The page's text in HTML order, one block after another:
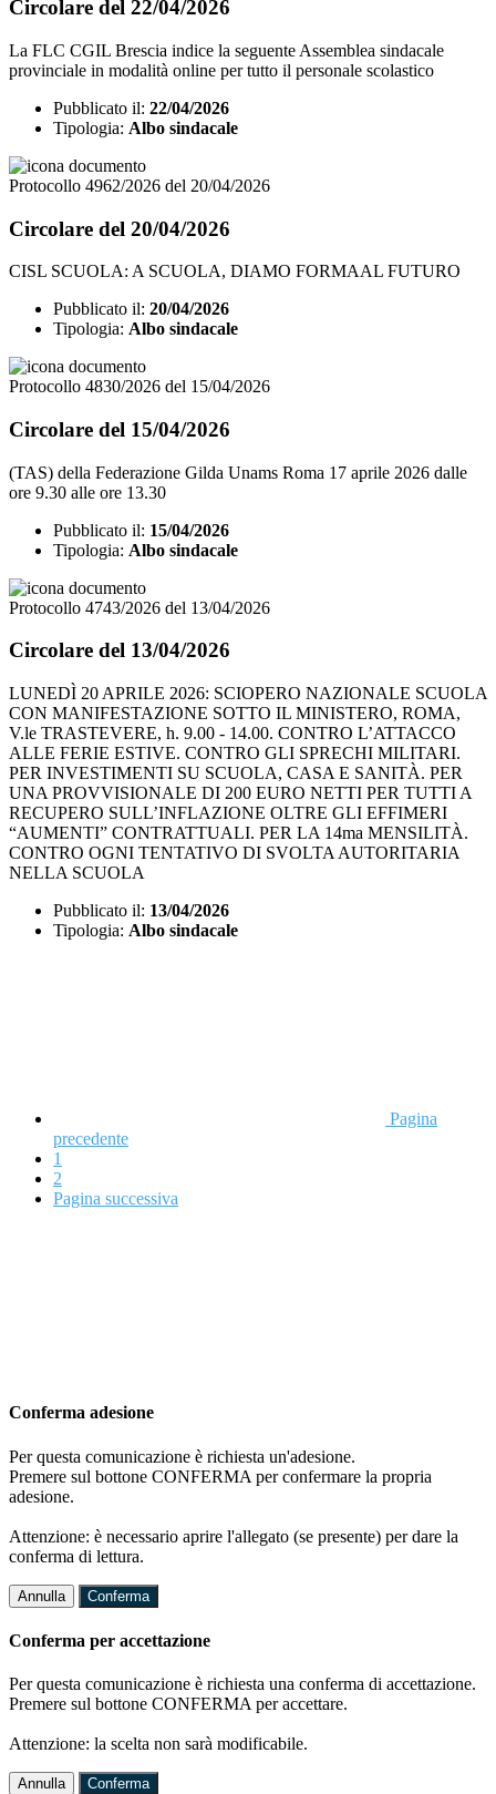
Circolare del 22/04/2026
La FLC CGIL Brescia indice la seguente Assemblea sindacale
provinciale in modalità online per tutto il personale scolastico
Pubblicato il: 22/04/2026
Tipologia: Albo sindacale
Protocollo 4962/2026 del 20/04/2026
Circolare del 20/04/2026
CISL SCUOLA: A SCUOLA, DIAMO FORMAAL FUTURO
Pubblicato il: 20/04/2026
Tipologia: Albo sindacale
Protocollo 4830/2026 del 15/04/2026
Circolare del 15/04/2026
(TAS) della Federazione Gilda Unams Roma 17 aprile 2026 dalle
ore 9.30 alle ore 13.30
Pubblicato il: 15/04/2026
Tipologia: Albo sindacale
Protocollo 4743/2026 del 13/04/2026
Circolare del 13/04/2026
LUNEDÌ 20 APRILE 2026: SCIOPERO NAZIONALE SCUOLA
CON MANIFESTAZIONE SOTTO IL MINISTERO, ROMA,
V.le TRASTEVERE, h. 9.00 - 14.00. CONTRO L’ATTACCO
ALLE FERIE ESTIVE. CONTRO GLI SPRECHI MILITARI.
PER INVESTIMENTI SU SCUOLA, CASA E SANITÀ. PER
UNA PROVVISIONALE DI 200 EURO NETTI PER TUTTI A
RECUPERO SULL’INFLAZIONE OLTRE GLI EFFIMERI
“AUMENTI” CONTRATTUALI. PER LA 14ma MENSILITÀ.
CONTRO OGNI TENTATIVO DI SVOLTA AUTORITARIA
NELLA SCUOLA
Pubblicato il: 13/04/2026
Tipologia: Albo sindacale
Pagina
precedente
1
2
Pagina successiva
Conferma adesione
Per questa comunicazione è richiesta un'adesione.
Premere sul bottone CONFERMA per confermare la propria
adesione.
Attenzione: è necessario aprire l'allegato (se presente) per dare la
conferma di lettura.
Annulla Conferma
Conferma per accettazione
Per questa comunicazione è richiesta una conferma di accettazione.
Premere sul bottone CONFERMA per accettare.
Attenzione: la scelta non sarà modificabile.
Annulla Conferma